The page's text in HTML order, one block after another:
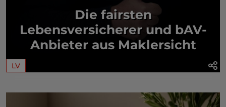
Die fairsten
Lebensversicherer und bAV-
Anbieter aus Maklersicht
LV